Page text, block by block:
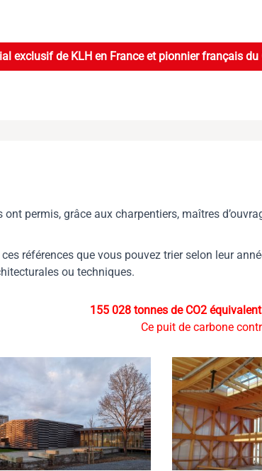
exclusif de KLH en France et pionnier français du
ont permis, grâce aux charpentiers, maîtres
références que vous pouvez trier selon leur
ou techniques.
155 028 tonnes de CO2 équivalent
Ce puit de carbone